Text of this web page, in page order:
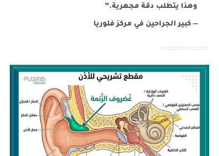
وهذا يتطلب دقة مجهرية.”
— كبير الجراحين في مركز فلوريا